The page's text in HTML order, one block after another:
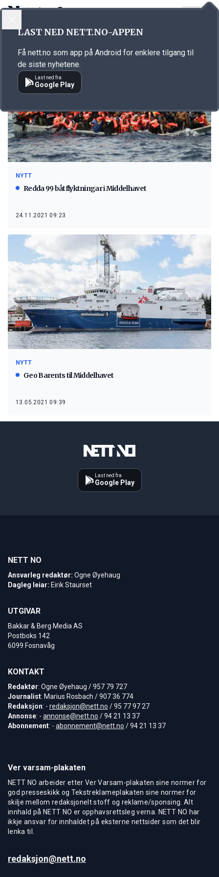
Emne: Leger Uten Grenser
NYTT
Redda 99 båtflyktningar i Middelhavet
24.11.2021 09:23
NYTT
Geo Barents til Middelhavet
13.05.2021 09:39
Last ned fra
Google Play
NETT NO
Ansvarleg redaktør: Ogne Øyehaug
Dagleg leiar: Eirik Staurset
UTGIVAR
Bakkar & Berg Media AS
Postboks 142
6099 Fosnavåg
KONTAKT
Redaktør: Ogne Øyehaug / 957 79 727
Journalist: Marius Rosbach / 907 36 774
Redaksjon: - redaksjon@nett.no / 95 77 97 27
Annonse: - annonse@nett.no / 94 21 13 37
Abonnement: - abonnement@nett.no / 94 21 13 37
Ver varsam-plakaten
NETT NO arbeider etter Ver Varsam-plakaten sine normer for
god presseskikk og Tekstreklameplakaten sine normer for
skilje mellom redaksjonelt stoff og reklame/sponsing. Alt
innhald på NETT NO er opphavsrettsleg verna. NETT NO har
ikkje ansvar for innhaldet på eksterne nettsider som det blir
lenka til.
redaksjon@nett.no
LAST NED NETT.NO-APPEN
Få nett.no som app på Android for enklere tilgang til
de siste nyhetene.
Last ned fra
Google Play